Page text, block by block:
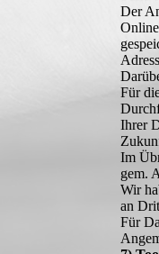
Der
Für
Ihrer
Im
gem.
Wir
an
Für